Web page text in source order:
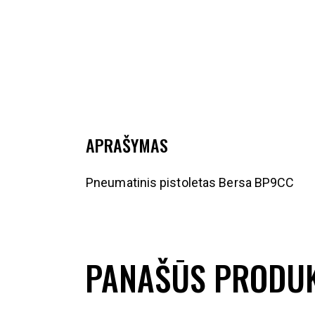
APRAŠYMAS
Pneumatinis pistoletas Bersa BP9CC
PANAŠŪS